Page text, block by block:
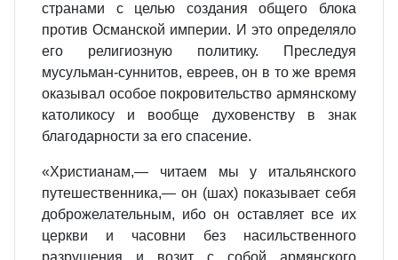
странами с целью создания общего блока
против Османской империи. И это определяло
его религиозную политику. Преследуя
мусульман-суннитов, евреев, он в то же время
оказывал особое покровительство армянскому
католикосу и вообще духовенству в знак
благодарности за его спасение.
«Христианам,— читаем мы у итальянского
путешественника,— он (шах) показывает себя
доброжелательным, ибо он оставляет все их
церкви и часовни без насильственного
разрушения и возит с собой армянского